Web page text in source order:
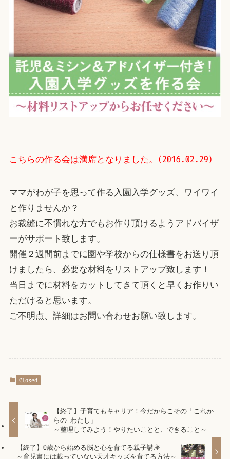
こちらの作る会は満席となりました。(2016.02.29)
ママがわが子を思って作る入園入学グッズ、ワイワイ
と作りませんか？
お裁縫に不慣れな方でもお作り頂けるようアドバイザ
ーがサポート致します。
開催２週間前までに園や学校からの仕様書をお送り頂
けましたら、必要な材料をリストアップ致します！
当日までに材料をカットしてきて頂くと早くお作りい
ただけると思います。
ご不明点、詳細はお問い合わせお願い致します。
Closed
【終了】子育てもキャリア！今だからこその「これか
らの わたし」
～整理してみよう！やりたいことと、できること～
【終了】0歳から始める脳と心を育てる親子講座
～育児書には載っていない天才キッズを育てる方法～